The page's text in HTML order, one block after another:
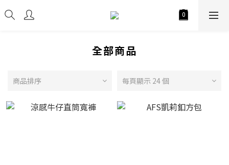
全部商品
商品排序 每頁顯示 24 個